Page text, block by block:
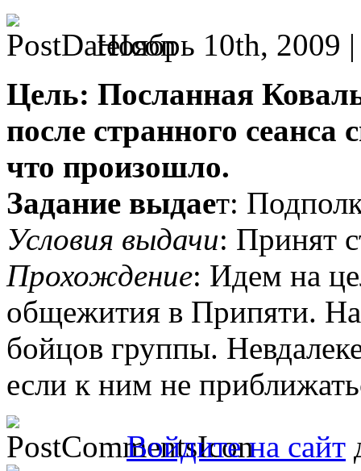
Ноябрь 10th, 2009
Цель: Посланная
после странного сеанса
что произошло.
Задание выдает:
Условия выдачи: Принят
Прохождение: Идем на
общежития в Припяти.
бойцов группы.
если к ним не
Войдите на сайт